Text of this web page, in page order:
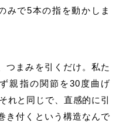
みで5本の指を動かしま
つまみを引くだけ。私た
親指の関節を30度曲げ
と同じで、直感的に引
き付くという構造なんで